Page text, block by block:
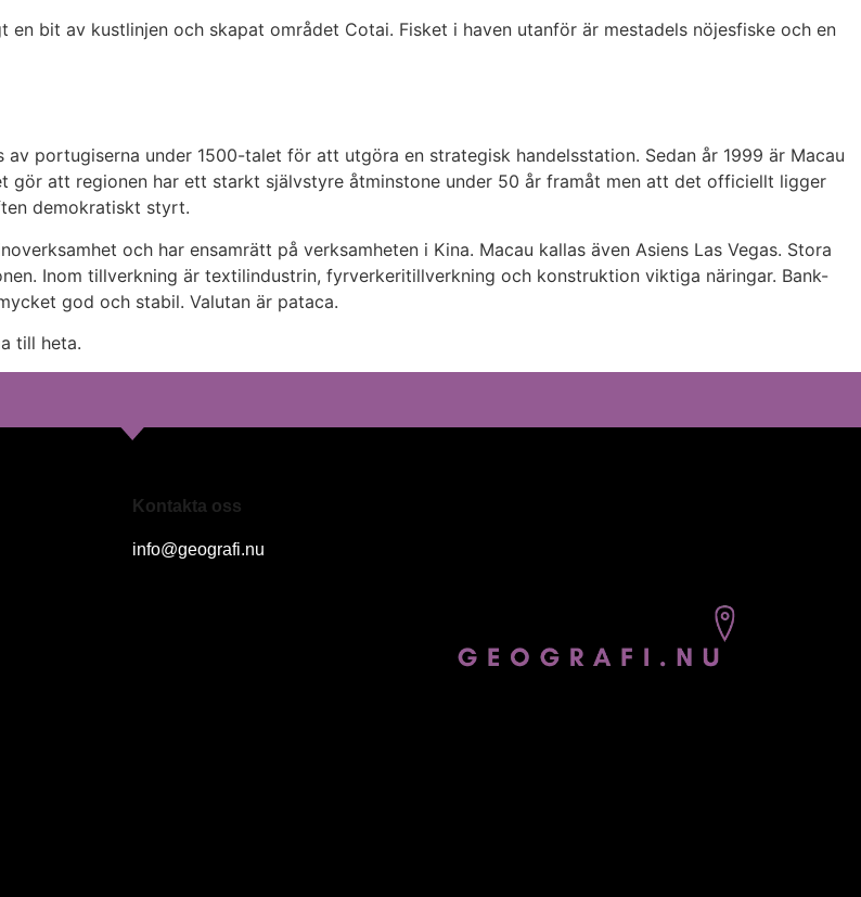
bit av kustlinjen och skapat området Cotai. Fisket i haven utanför är mestadels nöjesfiske och en
portugiserna under 1500-talet för att utgöra en strategisk handelsstation. Sedan år 1999 är Macau
gör att regionen har ett starkt självstyre åtminstone under 50 år framåt men att det officiellt ligger
demokratiskt styrt.
och har ensamrätt på verksamheten i Kina. Macau kallas även Asiens Las Vegas. Stora
Inom tillverkning är textilindustrin, fyrverkeritillverkning och konstruktion viktiga näringar. Bank-
god och stabil. Valutan är pataca.
till heta.
Kontakta oss
info@geografi.nu